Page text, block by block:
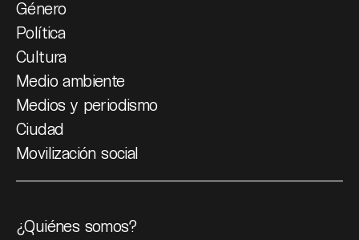
Género
Política
Cultura
Medio ambiente
Medios y periodismo
Ciudad
Movilización social
¿Quiénes somos?